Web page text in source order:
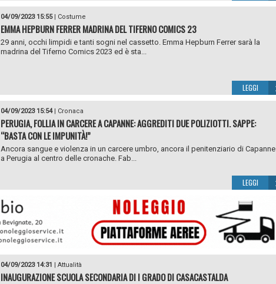
04/09/2023 15:55| Costume
EMMA HEPBURN FERRER MADRINA DEL TIFERNO COMICS 23
29 anni, occhi limpidi e tanti sogni nel cassetto. Emma Hepburn Ferrer sarà la
madrina del Tiferno Comics 2023 ed è sta...
LEGGI
04/09/2023 15:54| Cronaca
PERUGIA, FOLLIA IN CARCERE A CAPANNE: AGGREDITI DUE POLIZIOTTI. SAPPE:
“BASTA CON LE IMPUNITÀ!”
Ancora sangue e violenza in un carcere umbro, ancora il penitenziario di Capanne
a Perugia al centro delle cronache. Fab...
LEGGI
04/09/2023 14:31 | Attualità
INAUGURAZIONE SCUOLA SECONDARIA DI I GRADO DI CASACASTALDA